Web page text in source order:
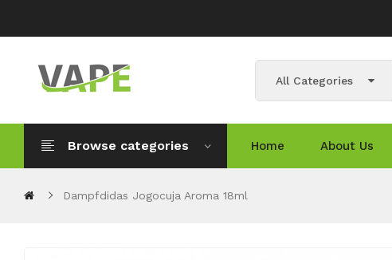
All Categories
Browse categories Home About Us
Dampfdidas Jogocuja Aroma 18ml